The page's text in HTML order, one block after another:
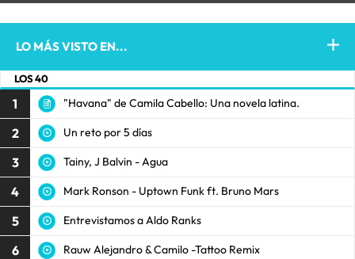
LO MÁS VISTO EN...
LOS 40
1 "Havana" de Camila Cabello: Una novela latina.
2 Un reto por 5 días
3 Tainy, J Balvin - Agua
4 Mark Ronson - Uptown Funk ft. Bruno Mars
5 Entrevistamos a Aldo Ranks
6 Rauw Alejandro & Camilo -Tattoo Remix